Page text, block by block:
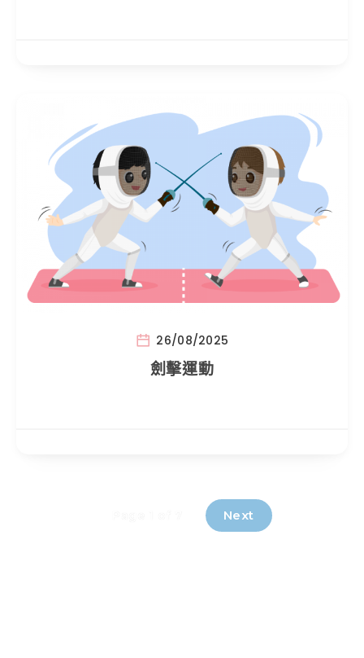
26/08/2025
劍擊運動
Next